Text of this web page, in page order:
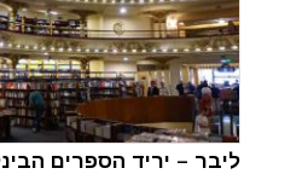
ליבר – יריד הספרים